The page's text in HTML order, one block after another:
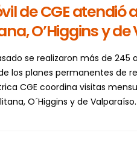
de CGE atendió
O’Higgins y
se realizaron más de
los planes permanentes
CGE coordina visitas
O´Higgins y de Valparaíso.